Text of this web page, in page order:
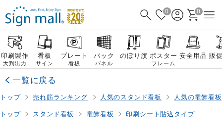
0 0
印刷製作
大判出力
看板
サイン
プレート
看板
バック
パネル
のぼり旗 ポスター
フレーム
安全用品 販
一覧に戻る
トップ 売れ筋ランキング 人気のスタンド看板
人気の電飾看板
トップ
スタンド看板 電飾看板 印刷シート貼込タイプ